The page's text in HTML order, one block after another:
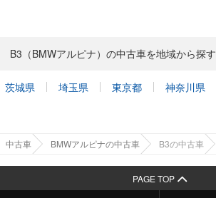
B3（BMWアルピナ）の中古車を地域から探す
茨城県 埼玉県 東京都 神奈川県
中古車 BMWアルピナの中古車 B3の中古車
PAGE TOP